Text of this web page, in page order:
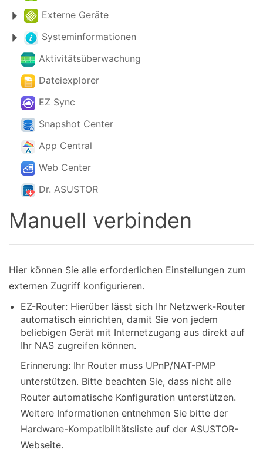
Externe Geräte
Systeminformationen
Aktivitätsüberwachung
Dateiexplorer
EZ Sync
Snapshot Center
App Central
Web Center
Dr. ASUSTOR
Manuell verbinden
Hier können Sie alle erforderlichen Einstellungen zum
externen Zugriff konfigurieren.
EZ-Router: Hierüber lässt sich Ihr Netzwerk-Router
automatisch einrichten, damit Sie von jedem
beliebigen Gerät mit Internetzugang aus direkt auf
Ihr NAS zugreifen können.
Erinnerung: Ihr Router muss UPnP/NAT-PMP
unterstützen. Bitte beachten Sie, dass nicht alle
Router automatische Konfiguration unterstützen.
Weitere Informationen entnehmen Sie bitte der
Hardware-Kompatibilitätsliste auf der ASUSTOR-
Webseite.